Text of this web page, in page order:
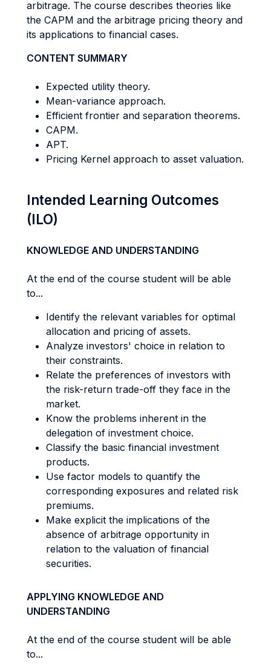
arbitrage. The course describes theories like
the CAPM and the arbitrage pricing theory and
its applications to financial cases.
CONTENT SUMMARY
Expected utility theory.
Mean-variance approach.
Efficient frontier and separation theorems.
CAPM.
APT.
Pricing Kernel approach to asset valuation.
Intended Learning Outcomes
(ILO)
KNOWLEDGE AND UNDERSTANDING
At the end of the course student will be able
to...
Identify the relevant variables for optimal
allocation and pricing of assets.
Analyze investors' choice in relation to
their constraints.
Relate the preferences of investors with
the risk-return trade-off they face in the
market.
Know the problems inherent in the
delegation of investment choice.
Classify the basic financial investment
products.
Use factor models to quantify the
corresponding exposures and related risk
premiums.
Make explicit the implications of the
absence of arbitrage opportunity in
relation to the valuation of financial
securities.
APPLYING KNOWLEDGE AND
UNDERSTANDING
At the end of the course student will be able
to...